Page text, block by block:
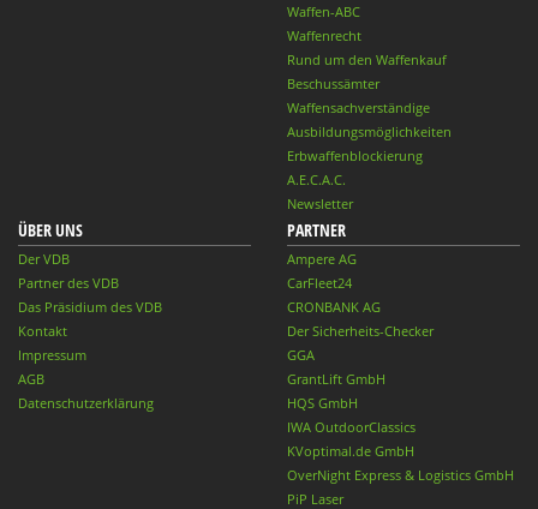
Waffen-ABC
Waffenrecht
Rund um den Waffenkauf
Beschussämter
Waffensachverständige
Ausbildungsmöglichkeiten
Erbwaffenblockierung
A.E.C.A.C.
Newsletter
ÜBER UNS
Der VDB
Partner des VDB
Das Präsidium des VDB
Kontakt
Impressum
AGB
Datenschutzerklärung
PARTNER
Ampere AG
CarFleet24
CRONBANK AG
Der Sicherheits-Checker
GGA
GrantLift GmbH
HQS GmbH
IWA OutdoorClassics
KVoptimal.de GmbH
OverNight Express & Logistics GmbH
PiP Laser